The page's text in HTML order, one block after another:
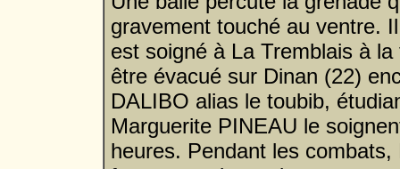
gravement touché au ventre.
est soigné à La Tremblais à
être évacué sur Dinan (22)
DALIBO alias le toubib,
Marguerite PINEAU le
heures. Pendant les